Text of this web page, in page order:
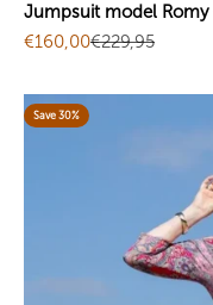
Jumpsuit model Romy
Sale price
€160,00Regular price
€229,95
Save 30%